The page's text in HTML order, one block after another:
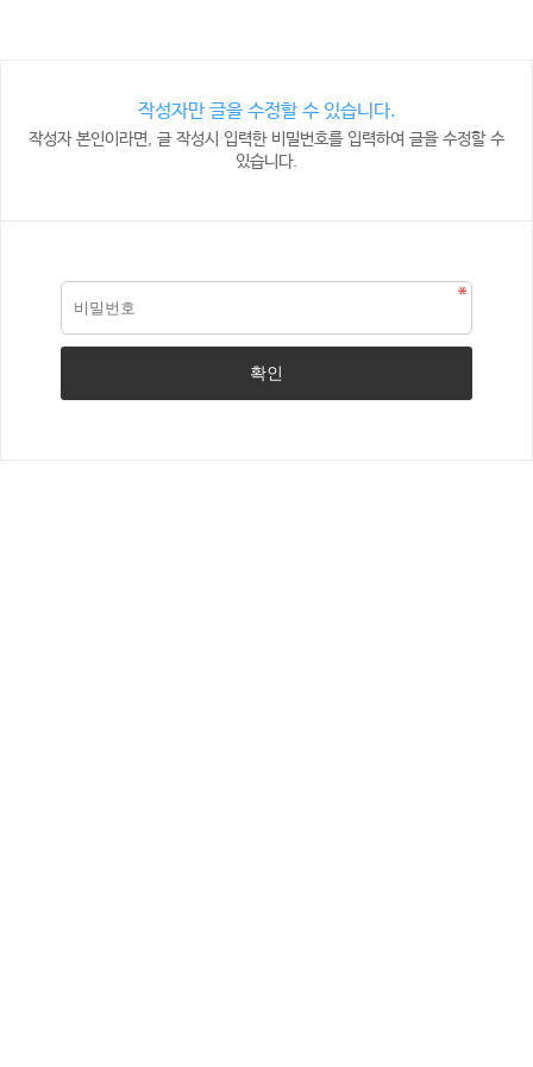
작성자만 글을 수정할 수 있습니다.
작성자 본인이라면, 글 작성시 입력한 비밀번호를 입력하여 글을 수정할 수
있습니다.